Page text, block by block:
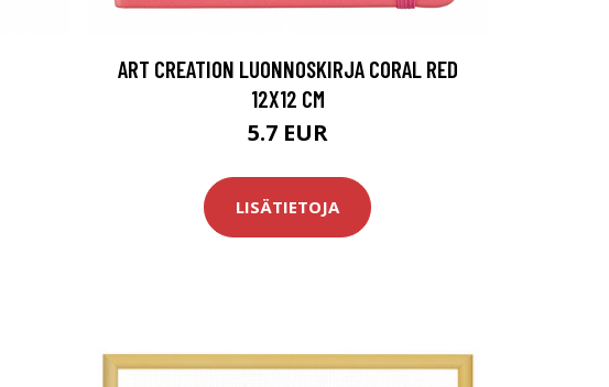
ART CREATION LUONNOSKIRJA CORAL RED
12X12 CM
5.7 EUR
LISÄTIETOJA